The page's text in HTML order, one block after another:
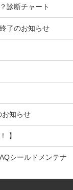
診断チャート
了のお知らせ
お知らせ
】
シールドメンテナ